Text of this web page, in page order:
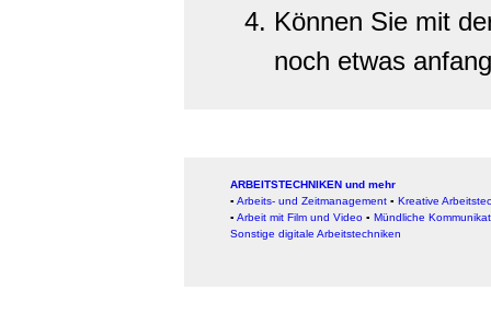
Können Sie mit
noch etwas
ARBEITSTECHNIKEN und mehr
▪ Arbeits- und Zeitmanagement ▪ Kreative
▪ Arbeit mit Film und Video ▪ Mündliche
Sonstige digitale Arbeitstechniken